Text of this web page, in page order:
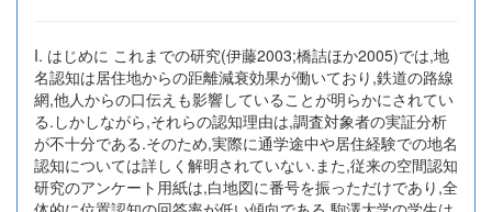
I. はじめに これまでの研究(伊藤2003;橋詰ほか2005)では,地
名認知は居住地からの距離減衰効果が働いており,鉄道の路線
網,他人からの口伝えも影響していることが明らかにされてい
る.しかしながら,それらの認知理由は,調査対象者の実証分析
が不十分である.そのため,実際に通学途中や居住経験での地名
認知については詳しく解明されていない.また,従来の空間認知
研究のアンケート用紙は,白地図に番号を振っただけであり,全